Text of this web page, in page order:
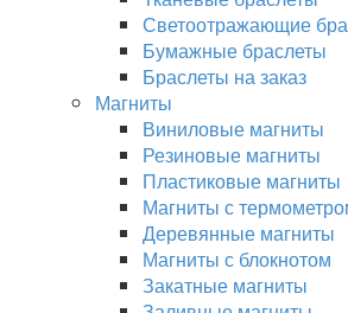
Светоотражающие
Бумажные браслеты
Браслеты на заказ
Магниты
Виниловые магниты
Резиновые магниты
Пластиковые магниты
Магниты с
Деревянные магниты
Магниты с блокнотом
Закатные магниты